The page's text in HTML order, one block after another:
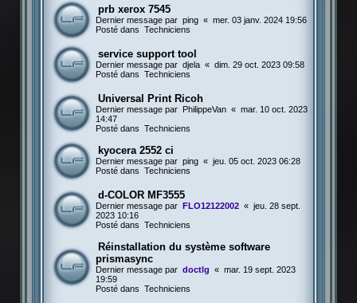
prb xerox 7545
Dernier message par ping « mer. 03 janv. 2024 19:56
Posté dans Techniciens
service support tool
Dernier message par djela « dim. 29 oct. 2023 09:58
Posté dans Techniciens
Universal Print Ricoh
Dernier message par PhilippeVan « mar. 10 oct. 2023
14:47
Posté dans Techniciens
kyocera 2552 ci
Dernier message par ping « jeu. 05 oct. 2023 06:28
Posté dans Techniciens
d-COLOR MF3555
Dernier message par FLO12122002 « jeu. 28 sept.
2023 10:16
Posté dans Techniciens
Réinstallation du système software
prismasync
Dernier message par doctlg « mar. 19 sept. 2023
19:59
Posté dans Techniciens